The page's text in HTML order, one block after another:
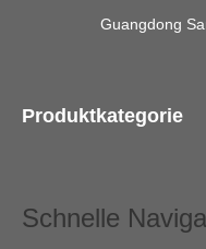
Guangdong
Produktkategorie
Schnelle